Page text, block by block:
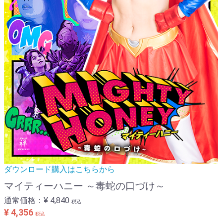
ダウンロード購入はこちらから
マイティーハニー ～毒蛇の口づけ～
通常価格： ¥ 4,840 税込
¥ 4,356 税込